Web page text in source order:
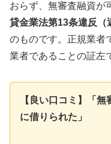
おらず、無審査融資が
貸金業法第13条違反（
のものです。正規業者
業者であることの証左
【良い口コミ】「
に借りられた」